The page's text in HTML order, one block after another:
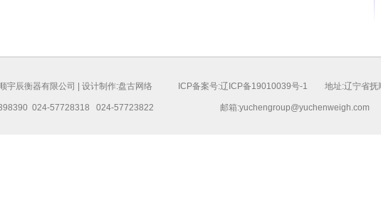
宇辰衡器有限公司 | 设计制作:盘古网络 ICP备案号:辽ICP备19010039号-1 地址:辽宁省抚
024-57728318 024-57723822 邮箱:yuchengroup@yuchenweigh.com